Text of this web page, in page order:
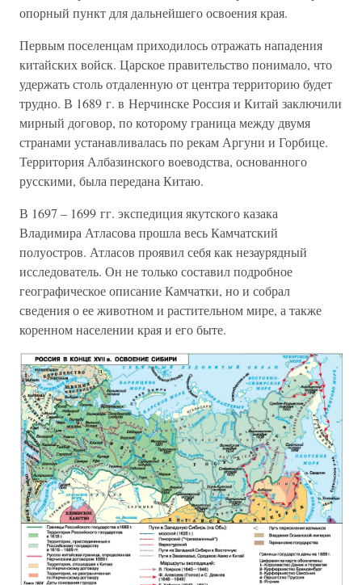
опорный пункт для дальнейшего освоения края.
Первым поселенцам приходилось отражать нападения
китайских войск. Царское правительство понимало, что
удержать столь отдаленную от центра территорию будет
трудно. В 1689 г. в Нерчинске Россия и Китай заключили
мирный договор, по которому граница между двумя
странами устанавливалась по рекам Аргуни и Горбице.
Территория Албазинского воеводства, основанного
русскими, была передана Китаю.
В 1697 – 1699 гг. экспедиция якутского казака
Владимира Атласова прошла весь Камчатский
полуостров. Атласов проявил себя как незаурядный
исследователь. Он не только составил подробное
географическое описание Камчатки, но и собрал
сведения о ее животном и растительном мире, а также
коренном населении края и его быте.